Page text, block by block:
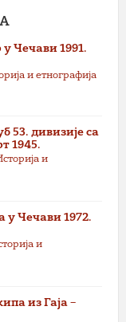
Чечави 1991.
и етнографија
53. дивизије са
1945.
и
у Чечави 1972.
и
из Гаја –